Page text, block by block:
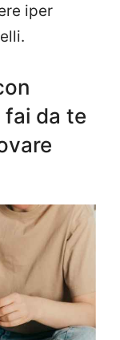
iper
da te